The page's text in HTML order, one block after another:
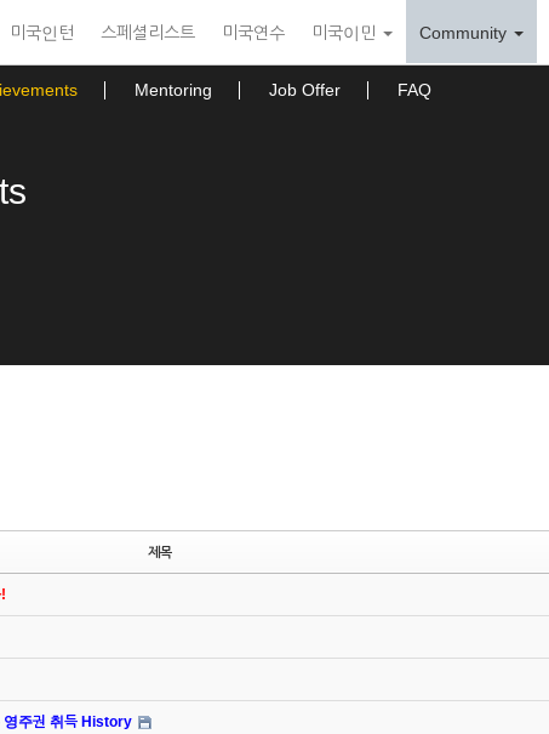
미국인턴 스페셜리스트 미국연수 미국이민 Community
Mentoring Job Offer FAQ
제목
영주권 취득 History